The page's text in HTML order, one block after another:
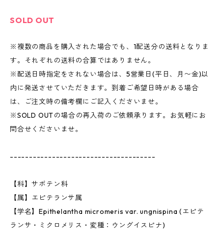
SOLD OUT
※複数の商品を購入された場合でも、1配送分の送料となりま
す。それぞれの送料の合算ではありません。
※配送日時指定をされない場合は、5営業日(平日、月〜金)以
内に発送させていただきます。到着ご希望日時がある場合
は、ご注文時の備考欄にご記入くださいませ。
※SOLD OUTの場合の再入荷のご依頼承ります。お気軽にお
問合せくださいませ。
--------------------------------------
【科】サボテン科
【属】エピテランサ属
【学名】Epithelantha micromeris var. ungnispina (エピテ
ランサ・ミクロメリス・変種：ウングイスピナ)